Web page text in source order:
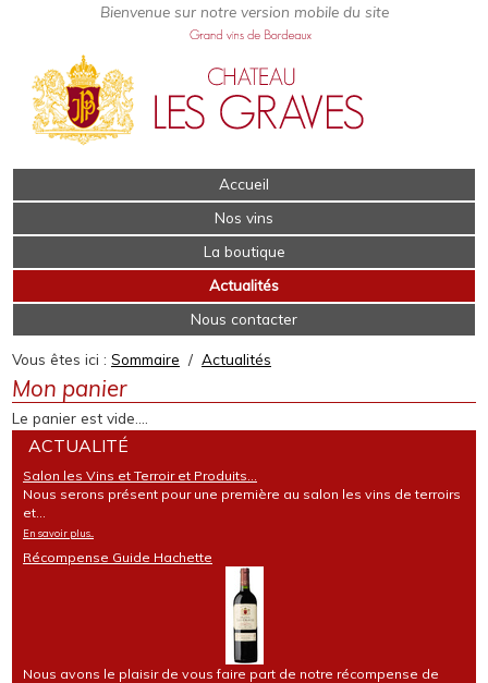
Accueil
Nos vins
La boutique
Actualités
Nous contacter
Vous êtes ici : Sommaire / Actualités
Mon panier
Le panier est vide....
ACTUALITÉ
Salon les Vins et Terroir et Produits...
Nous serons présent pour une première au salon les vins de terroirs
et...
En savoir plus...
Récompense Guide Hachette
Nous avons le plaisir de vous faire part de notre récompense de